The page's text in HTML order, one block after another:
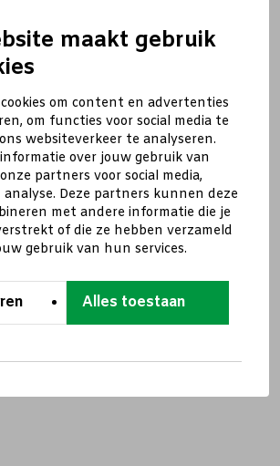
maakt gebruik
om content en advertenties
om functies voor social media te
websiteverkeer te analyseren.
over jouw gebruik van
partners voor social media,
Deze partners kunnen deze
met andere informatie die je
of die ze hebben verzameld
gebruik van hun services.
Alles toestaan